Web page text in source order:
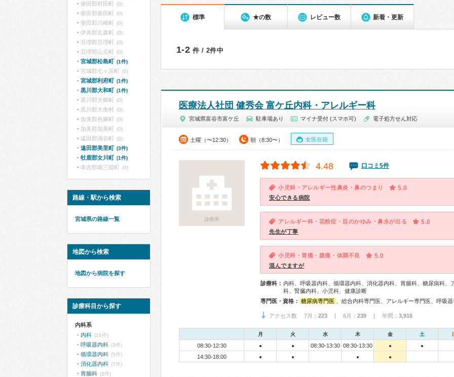
標準 ★の数 レビュー数 新着・更新
1-2 件 / 2件中
医療法人社団 健秀会 富ケ丘内科・アレルギー科
宮城県富谷市富ケ丘 駐車場あり マイナ受付 (スマホ可) 電子処方せん対応
土曜（〜12:30） 朝（8:30〜） 女医在籍
診療所
4.48 口コミ5件
小児科・アレルギー性鼻炎・鼻のつまり 5.0
安心できる病院
アレルギー科・花粉症・目のかゆみ・鼻水が出る 5.0
先生が丁寧
小児科・胃痛・腹痛・体調不良 5.0
混んでますが
診療科： 内科、呼吸器内科、循環器内科、消化器内科、胃腸科、糖尿病科、
科、腎臓内科、小児科、健康診断
専門医・資格： 糖尿病専門医 、総合内科専門医、アレルギー専門医、呼吸器専門医、気管支鏡専門医、肝臓専門
アクセス数 7月： 223 | 6月： 239 | 年間： 3,916
月 火 水 木 金 土
08:30-12:30 ● ● 08:30-13:30 08:30-13:30 ● ●
14:30-18:00 ● ● ● ●
柴田郡村田町 (0)
柴田郡柴田町 (0)
柴田郡川崎町 (0)
伊具郡丸森町 (0)
亘理郡亘理町 (0)
亘理郡山元町 (0)
宮城郡松島町 (1件)
宮城郡七ヶ浜町 (0)
宮城郡利府町 (1件)
黒川郡大和町 (1件)
黒川郡大郷町 (0)
黒川郡大衡村 (0)
加美郡色麻町 (0)
加美郡加美町 (0)
遠田郡涌谷町 (0)
遠田郡美里町 (3件)
牡鹿郡女川町 (1件)
本吉郡南三陸町 (0)
路線・駅から検索
宮城県の路線一覧
地図から検索
地図から病院を探す
診療科目から探す
内科系
内科 (16件)
呼吸器内科 (3件)
循環器内科 (5件)
消化器内科 (7件)
胃腸科 (2件)